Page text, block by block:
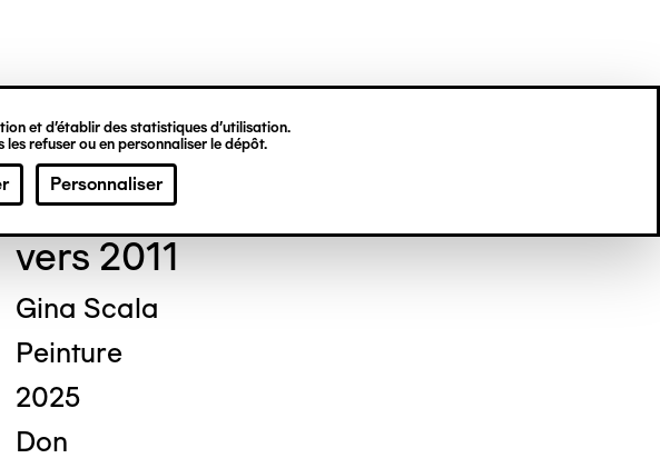
et d’établir des statistiques d’utilisation.
refuser ou en personnaliser le dépôt.
Personnaliser
Guy BRUNET
vers 2011
Gina Scala
Peinture
2025
Don